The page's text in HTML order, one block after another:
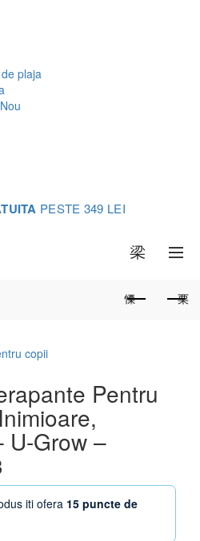
plaja
Nou
PESTE 349 LEI
Pentru
U-Grow –
iti ofera 15 puncte de